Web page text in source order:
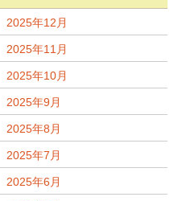
2025年12月
2025年11月
2025年10月
2025年9月
2025年8月
2025年7月
2025年6月